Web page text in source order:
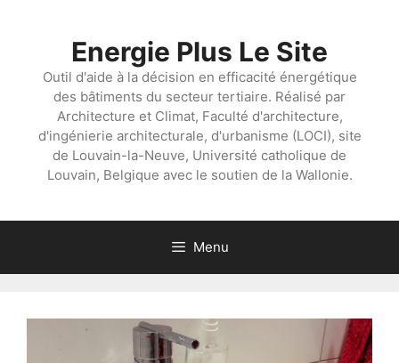
Energie Plus Le Site
Outil d'aide à la décision en efficacité énergétique
des bâtiments du secteur tertiaire. Réalisé par
Architecture et Climat, Faculté d'architecture,
d'ingénierie architecturale, d'urbanisme (LOCI), site
de Louvain-la-Neuve, Université catholique de
Louvain, Belgique avec le soutien de la Wallonie.
Menu